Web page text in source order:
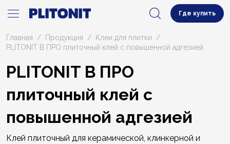
Где купить
Главная Продукция
Клеи для плитки
PLITONIT B ПРО плиточный клей с повышенной адгезией
PLITONIT B ПРО
плиточный клей с
повышенной адгезией
Клей плиточный для керамической, клинкерной и